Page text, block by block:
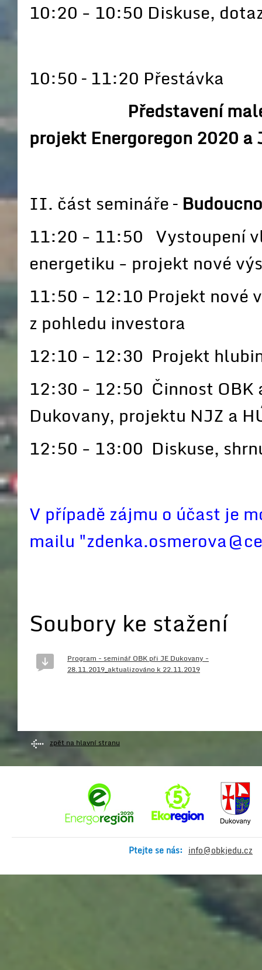
10:20 - 10:50 Diskuse,
10:50 – 11:20 Přestávka
Představení
projekt Energoregon 2020
II. část semináře –
11:20 - 11:50 Vystoupení
energetiku - projekt nové
11:50 - 12:10 Projekt nové
z pohledu investora
12:10 - 12:30 Projekt
12:30 - 12:50 Činnost OBK
Dukovany, projektu NJZ a
12:50 - 13:00 Diskuse,
V případě zájmu o účast je
mailu
Soubory ke stažení
Program - seminář OBK při JE Dukovany -
28.11.2019_aktualizováno k 22.11.2019
zpět na hlavní stranu
Ptejte se nás: info@obkjedu.cz